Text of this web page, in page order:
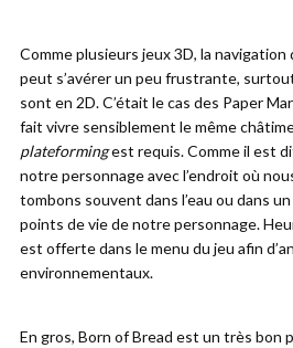
Comme plusieurs jeux 3D, la
peut s’avérer un peu frustrante,
sont en 2D. C’était le cas des Paper
fait vivre sensiblement le même
plateformingest requis. Comme il est
notre personnage avec l’endroit où
tombons souvent dans l’eau ou dans
points de vie de notre personnage.
est offerte dans le menu du jeu afin
environnementaux.
En gros, Born of Bread est un très bon